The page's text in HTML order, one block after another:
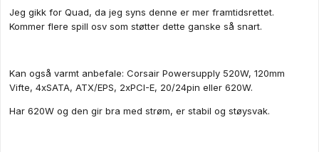
Jeg gikk for Quad, da jeg syns denne er mer framtidsrettet.
Kommer flere spill osv som støtter dette ganske så snart.
Kan også varmt anbefale: Corsair Powersupply 520W, 120mm
Vifte, 4xSATA, ATX/EPS, 2xPCI-E, 20/24pin eller 620W.
Har 620W og den gir bra med strøm, er stabil og støysvak.